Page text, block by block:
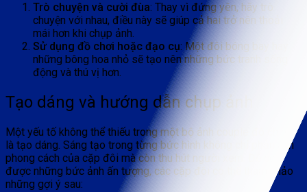
Trò chuyện và cười đùa: Thay vì đứng yên, hãy trò
chuyện với nhau, điều này sẽ giúp cả hai trở nên thoải
mái hơn khi chụp ảnh.
Sử dụng đồ chơi hoặc đạo cụ: Một đôi bóng bay hay
những bông hoa nhỏ sẽ tạo nên những bức tranh sống
động và thú vị hơn.
Tạo dáng và hướng dẫn chụp ảnh
Một yếu tố không thể thiếu trong một bộ ảnh couple đó chính
là tạo dáng. Sáng tạo trong từng bức hình không chỉ phản ánh
phong cách của cặp đôi mà còn thu hút người xem. Để có
được những bức ảnh ấn tượng, các cặp đôi có thể tham khảo
những gợi ý sau: